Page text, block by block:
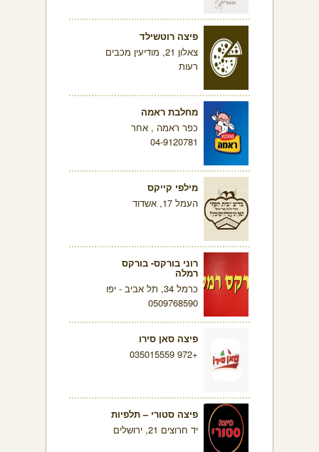
פיצה רוטשילד
צאלון 21, מודיעין מכבים
רעות
מחלבת ראמה
כפר ראמה , אחר
04-9120781
מילפי קייקס
העמל 17, אשדוד
רוני בורקס- בורקס
רמלה
כרמל 34, תל אביב - יפו
0509768590
פיצה סאן סירו
+972 035015559
פיצה סטורי – תלפיות
יד חרוצים 21, ירושלים